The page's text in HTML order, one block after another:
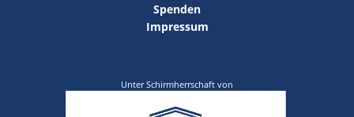
Spenden
Impressum
Unter Schirmherrschaft von